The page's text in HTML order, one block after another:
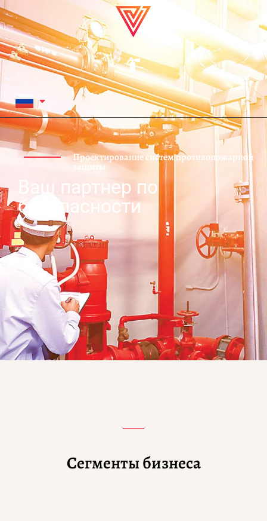
Проектирование систем противопожарной
защиты
Ваш партнер по
безопасности
Сегменты бизнеса